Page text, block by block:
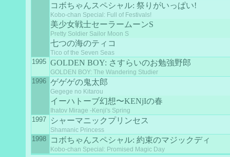
コボちゃんスペシャル: 祭りがいっぱい!
Kobo-chan Special: Full of Festivals!
美少女戦士セーラームーンS
Pretty Soldier Sailor Moon S
七つの海のティコ
Tico of the Seven Seas
1995 GOLDEN BOY: さすらいのお勉強野郎
GOLDEN BOY: The Wandering Studier
1996 ゲゲゲの鬼太郎
Gegege no Kitarou
イーハトーブ幻想〜KENjIの春
Ihatov Mirage -Kenji's Spring
1997 シャーマニックプリンセス
Shamanic Princess
1998 コボちゃんスペシャル: 約束のマジックディ
Kobo-chan Special: Promised Magic Day